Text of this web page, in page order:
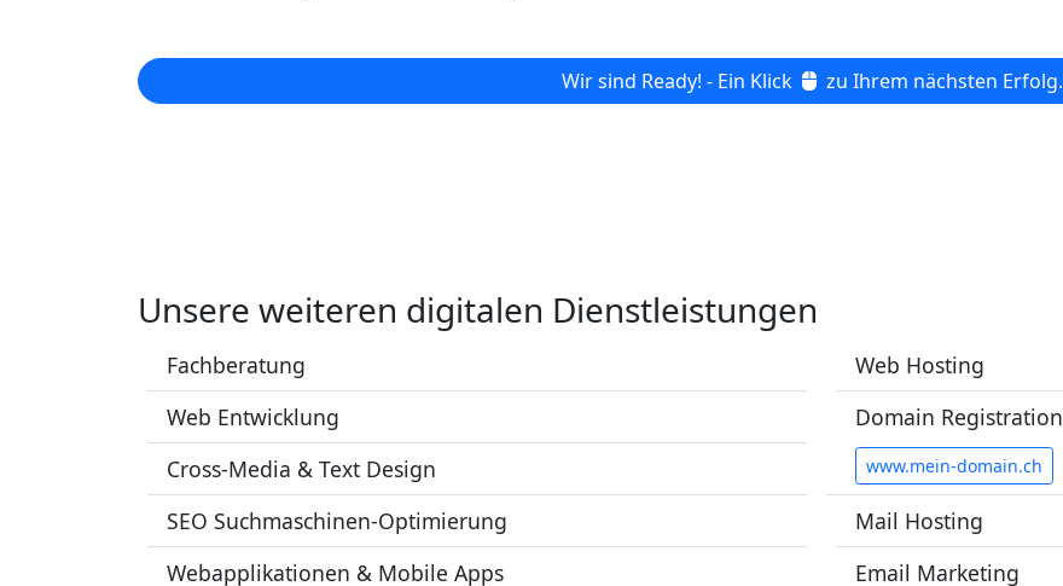
Wir sind Ready! - Ein Klick zu Ihrem nächsten Erfolg.
Unsere weiteren digitalen Dienstleistungen
Fachberatung
Web Entwicklung
Cross-Media & Text Design
SEO Suchmaschinen-Optimierung
Webapplikationen & Mobile Apps
Web Hosting
Domain Registration
www.mein-domain.ch
Mail Hosting
Email Marketing